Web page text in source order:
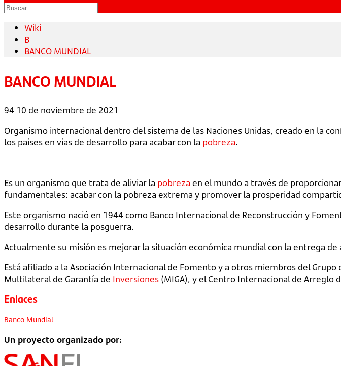
Wiki
B
BANCO MUNDIAL
BANCO MUNDIAL
94 10 de noviembre de 2021
Organismo internacional dentro del sistema de las Naciones Unidas, creado en la
los países en vías de desarrollo para acabar con la pobreza.
Es un organismo que trata de aliviar la pobreza en el mundo a través de
fundamentales: acabar con la pobreza extrema y promover la prosperidad
Este organismo nació en 1944 como Banco Internacional de Reconstrucción y
desarrollo durante la posguerra.
Actualmente su misión es mejorar la situación económica mundial con la entrega de
Está afiliado a la Asociación Internacional de Fomento y a otros miembros del
Multilateral de Garantía de Inversiones (MIGA), y el Centro Internacional de Arreglo
Enlaces
Banco Mundial
Un proyecto organizado por: